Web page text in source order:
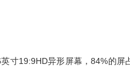
寸19:9HD异形屏幕，84%的